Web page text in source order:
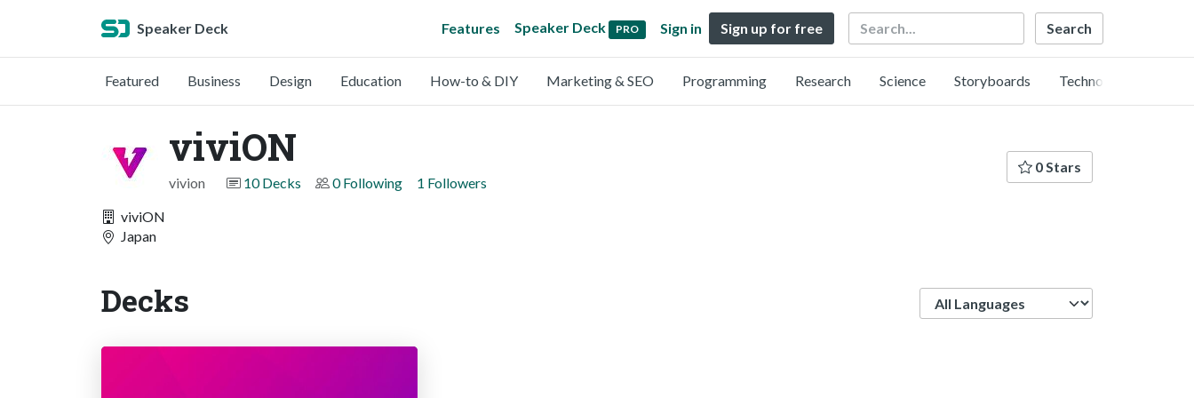
Speaker Deck Features Speaker Deck PRO Sign in Sign up for free Search
Featured Business Design Education How-to & DIY Marketing & SEO Programming Research Science Storyboards Technology
viviON
vivion 10 Decks 0 Following 1 Followers
0 Stars
viviON
Japan
Decks